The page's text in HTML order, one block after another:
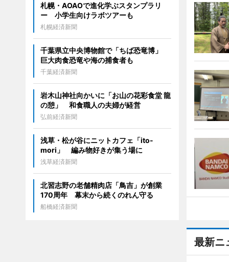
最新ニ
札幌・AOAOで進化学ぶスタンプラリ
ー 小学生向けラボツアーも
札幌経済新聞
千葉県立中央博物館で「ちば恐竜博」
巨大肉食恐竜や海の捕食者も
千葉経済新聞
岩木山神社向かいに「お山の花彩食堂 龍
の憩」 和食職人の夫婦が経営
弘前経済新聞
浅草・松が谷にニットカフェ「ito-
mori」 編み物好きが集う場に
浅草経済新聞
北習志野の老舗精肉店「鳥吉」が創業
170周年 幕末から続くのれん守る
船橋経済新聞